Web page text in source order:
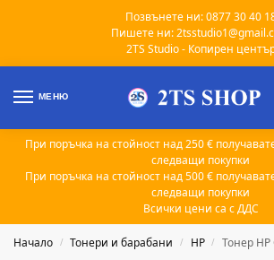
Позвънете ни: 0877 30 40
Пишете ни:
2TS Studio - Копирен
МЕНЮ
При поръчка на стойност над 250 €
следващи покупки
При поръчка на стойност над 500 €
следващи покупки
Всички цени са с ДДС
Начало / Тонери и барабани / HP / Тонер HP